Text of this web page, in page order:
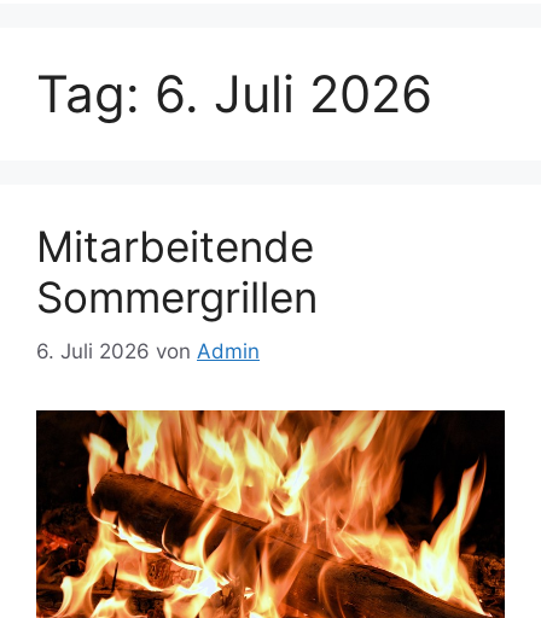
Tag: 6. Juli 2026
Mitarbeitende
Sommergrillen
6. Juli 2026 von Admin